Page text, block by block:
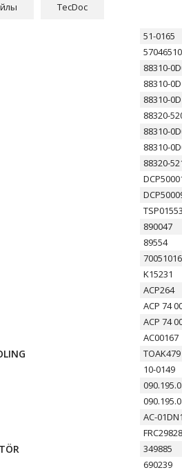
TecDoc
51-0165
88310-
88310-
88310-
88320-
88310-
88310-
88320-
890047
89554
K15231
ACP264
ACP 74
ACP 74
AC00167
TOAK479
10-0149
AC-
FRC29828
349885
690239